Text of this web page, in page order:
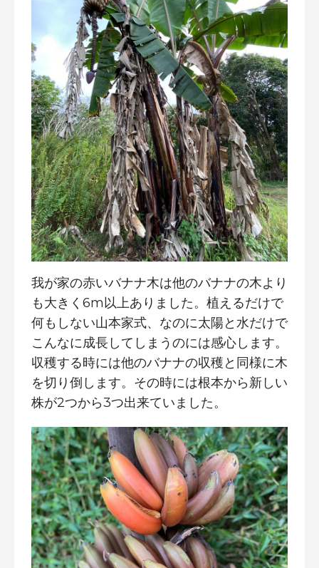
我が家の赤いバナナ木は他のバナナの木より
も大きく6m以上ありました。植えるだけで
何もしない山本家式、なのに太陽と水だけで
こんなに成長してしまうのには感心します。
収穫する時には他のバナナの収穫と同様に木
を切り倒します。その時には根本から新しい
株が2つから3つ出来ていました。